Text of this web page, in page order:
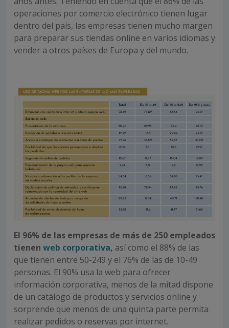
operaciones por comercio electrónico tienen lugar
dentro del país, las empresas tienen mucho margen
para preparar sus tiendas online en varios idiomas y
vender a otros países de Europa y del mundo.
El 96% de las empresas de más de 250 empleados
tienen web corporativa, así como el 88% de las
que tienen entre 50-249 y el 76% de las de 10-49
personas. El 90% usa la web para ofrecer
información corporativa, menos de la mitad dispone
de un catálogo de productos y servicios online y
sorprende que menos de una quinta parte permita
realizar pedidos o reservas por internet.